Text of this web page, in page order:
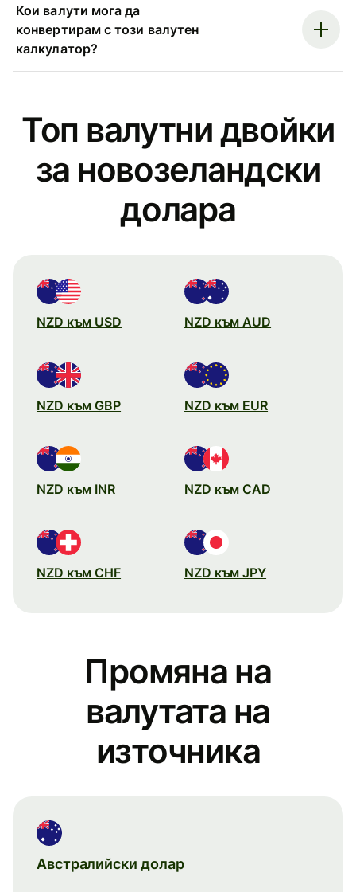
Кои валути мога да
конвертирам с този валутен
калкулатор?
Топ валутни двойки
за новозеландски
долара
NZD към USD NZD към AUD
NZD към GBP NZD към EUR
NZD към INR NZD към CAD
NZD към CHF NZD към JPY
Промяна на
валутата на
източника
Австралийски долар